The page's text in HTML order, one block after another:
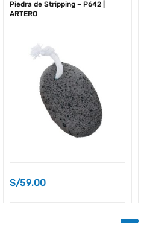
Piedra de Stripping – P642 |
ARTERO
S/59.00